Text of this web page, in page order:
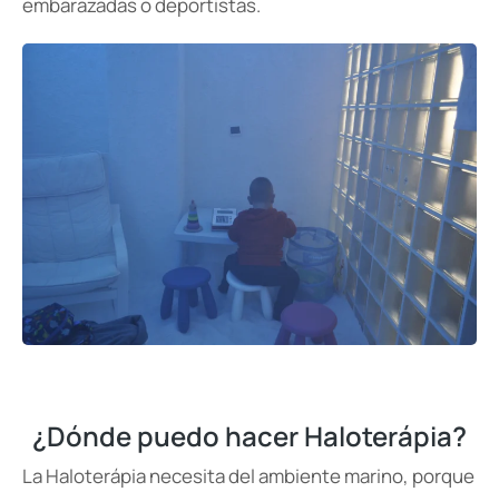
¿Dónde puedo hacer Haloterápia?
La Haloterápia necesita del ambiente marino, porque